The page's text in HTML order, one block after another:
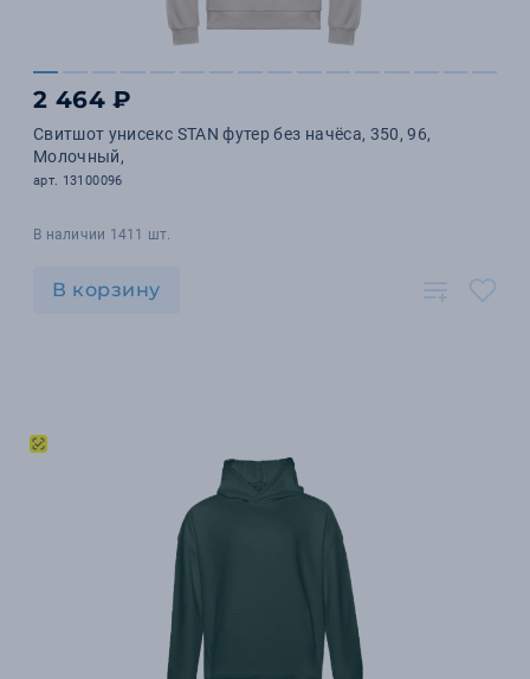
2 464 ₽
Свитшот унисекс STAN футер без начёса, 350, 96,
Молочный,
арт. 13100096
В наличии 1411 шт.
В корзину